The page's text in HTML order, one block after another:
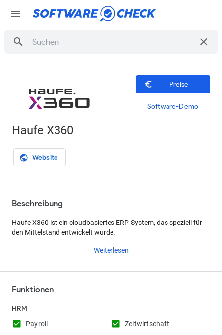
menu
clear
search
Preise
euro_symbol
Software-Demo
Haufe X360
public Website
Beschreibung
Haufe X360 ist ein cloudbasiertes ERP-System, das speziell für
den Mittelstand entwickelt wurde.
Weiterlesen
Funktionen
HRM
check_box Payroll check_box Zeitwirtschaft